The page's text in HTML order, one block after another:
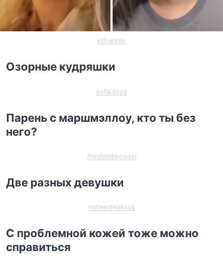
ktfranklin
Озорные кудряшки
sofia.lloyd
Парень с маршмэллоу, кто ты без
него?
finndombkowski
Две разных девушки
notlexidelassus
С проблемной кожей тоже можно
справиться